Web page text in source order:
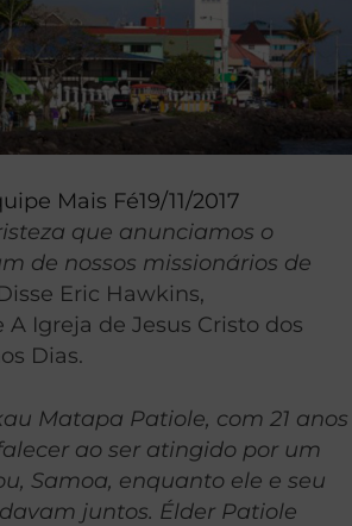
Mais Fé19/11/2017
que anunciamos o
de nossos missionários de
Eric Hawkins,
Igreja de Jesus Cristo dos
Dias.
Matapa Patiole, com 21 anos
ao ser atingido por um
Samoa, enquanto ele e seu
juntos. Élder Patiole